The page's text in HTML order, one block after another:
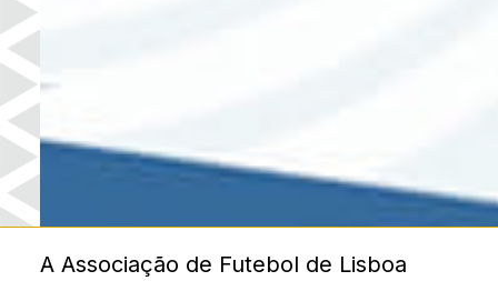
A Associação de Futebol de Lisboa